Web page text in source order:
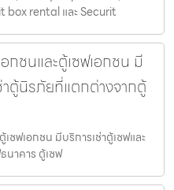
rental และ Securit
กชนและตู้เซฟเอกชน มี
าตู้นิรภัยที่แตกต่างจากตู้
ซฟเอกชน มีบริการเช่าตู้เซฟและ
นาคาร ตู้เซฟ